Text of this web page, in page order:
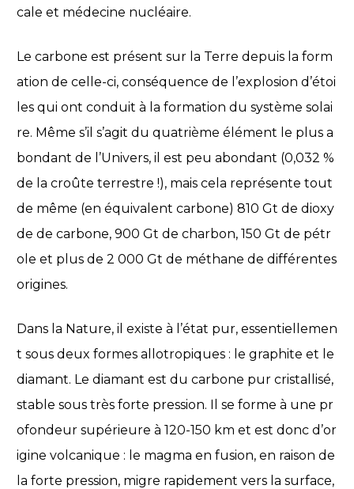
cale et médecine nucléaire.
Le carbone est présent sur la Terre depuis la form
ation de celle-ci, conséquence de l’explosion d’étoi
les qui ont conduit à la formation du système solai
re. Même s’il s’agit du quatrième élément le plus a
bondant de l’Univers, il est peu abondant (0,032 %
de la croûte terrestre !), mais cela représente tout
de même (en équivalent carbone) 810 Gt de dioxy
de de carbone, 900 Gt de charbon, 150 Gt de pétr
ole et plus de 2 000 Gt de méthane de différentes
origines.
Dans la Nature, il existe à l’état pur, essentiellemen
t sous deux formes allotropiques : le graphite et le
diamant. Le diamant est du carbone pur cristallisé,
stable sous très forte pression. Il se forme à une pr
ofondeur supérieure à 120-150 km et est donc d’or
igine volcanique : le magma en fusion, en raison de
la forte pression, migre rapidement vers la surface,